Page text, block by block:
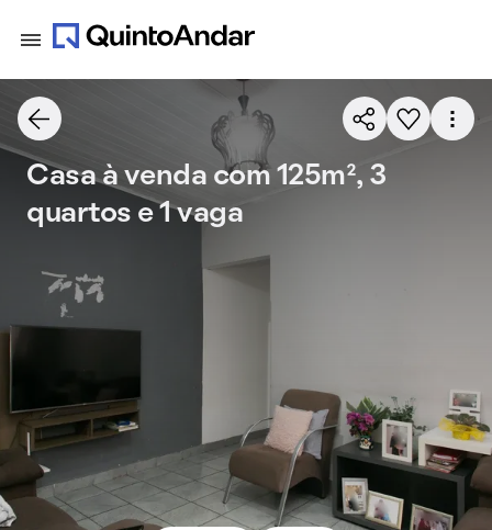
Casa à venda com 125m², 3
quartos e 1 vaga